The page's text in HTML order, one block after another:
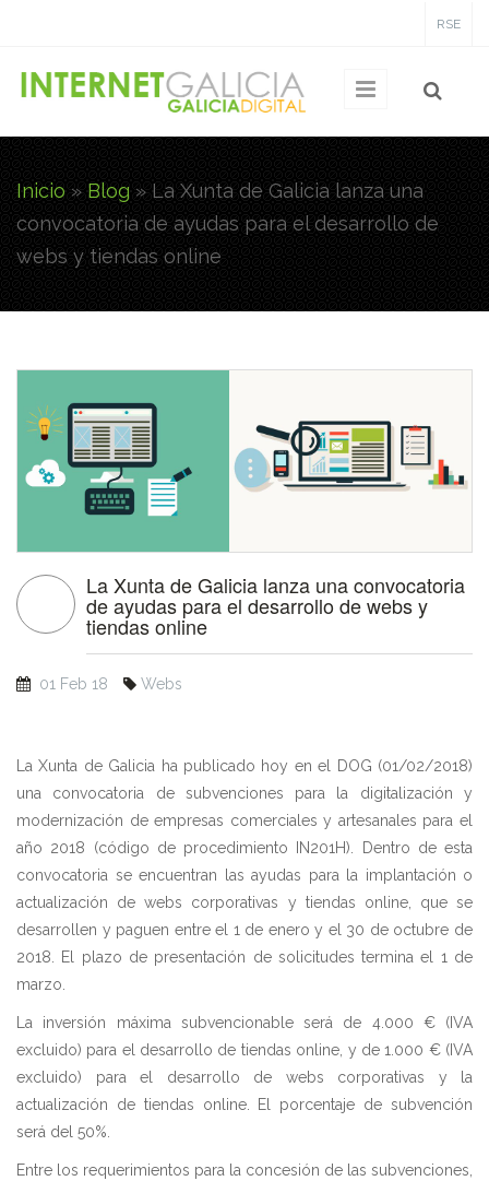
RSE
Usted está aquí
Inicio » Blog » La Xunta de Galicia lanza una
convocatoria de ayudas para el desarrollo de
webs y tiendas online
La Xunta de Galicia lanza una convocatoria
de ayudas para el desarrollo de webs y
tiendas online
01 Feb 18 Webs
La Xunta de Galicia ha publicado hoy en el DOG (01/02/2018)
una convocatoria de subvenciones para la digitalización y
modernización de empresas comerciales y artesanales para el
año 2018 (código de procedimiento IN201H). Dentro de esta
convocatoria se encuentran las ayudas para la implantación o
actualización de webs corporativas y tiendas online, que se
desarrollen y paguen entre el 1 de enero y el 30 de octubre de
2018. El plazo de presentación de solicitudes termina el 1 de
marzo.
La inversión máxima subvencionable será de 4.000 € (IVA
excluido) para el desarrollo de tiendas online, y de 1.000 € (IVA
excluido) para el desarrollo de webs corporativas y la
actualización de tiendas online. El porcentaje de subvención
será del 50%.
Entre los requerimientos para la concesión de las subvenciones,